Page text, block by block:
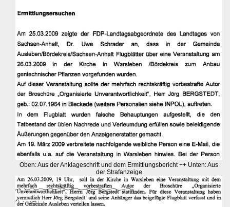
Oben: Aus der Anklageschrift und dem Ermittlungsbericht ++ Unten: Aus
der Strafanzeige